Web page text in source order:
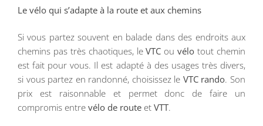
Le vélo qui s’adapte à la route et aux chemins
Si vous partez souvent en balade dans des endroits aux
chemins pas très chaotiques, leVTC ouvélo tout chemin
est fait pour vous. Il est adapté à des usages très divers,
si vous partez en randonné, choisissez le VTC rando. Son
prix est raisonnable et permet donc de faire un
compromis entre vélo de route et VTT.